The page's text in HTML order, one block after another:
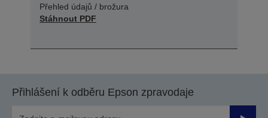
Přehled údajů / brožura
Stáhnout PDF
Přihlášení k odběru Epson zpravodaje